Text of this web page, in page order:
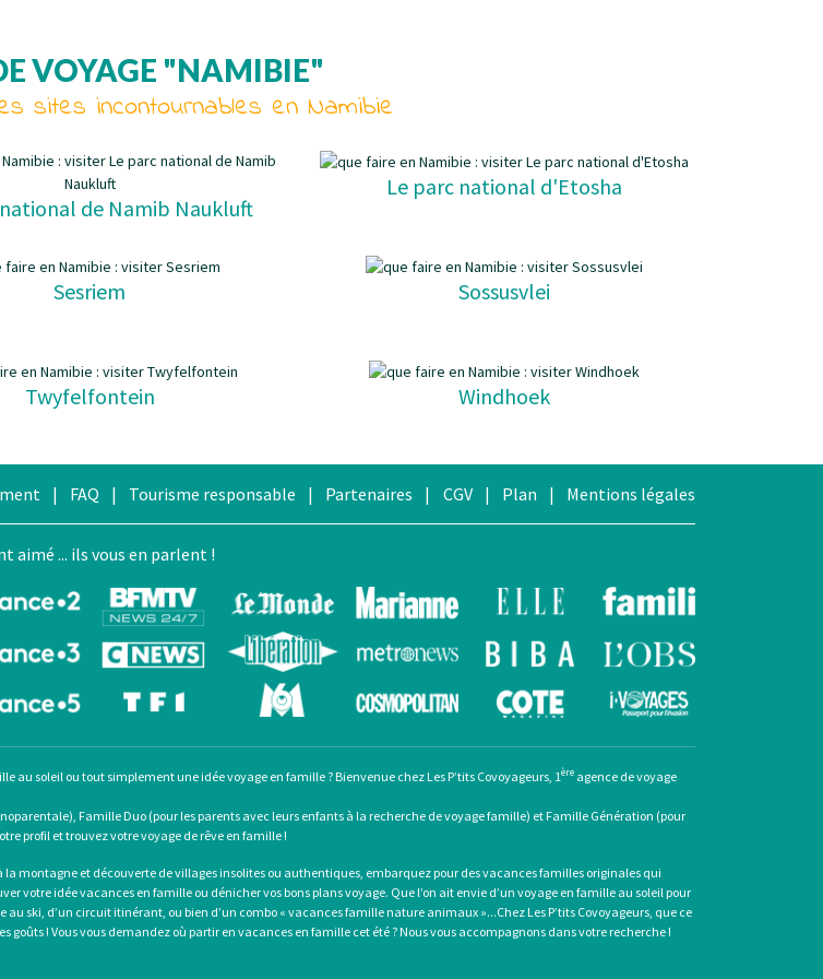
VOYAGE "NAMIBIE"
sites incontournables en Namibie
de Namib Naukluft
Le parc national d'Etosha
Sesriem Sossusvlei
Twyfelfontein Windhoek
| FAQ | Tourisme responsable | Partenaires | CGV | Plan | Mentions légales
aimé ... ils vous en parlent !
au soleil ou tout simplement une idée voyage en famille ? Bienvenue chez Les P’tits Covoyageurs, 1ère agence de voyage
), Famille Duo (pour les parents avec leurs enfants à la recherche de voyage famille) et Famille Génération (pour
profil et trouvez votre voyage de rêve en famille !
la montagne et découverte de villages insolites ou authentiques, embarquez pour desvacances familles originales qui
votre idée vacances en famille ou dénicher vos bons plans voyage. Que l’on ait envie d’unvoyage en famille au soleil pour
au ski, d’un circuit itinérant, ou bien d’un combo « vacances famille nature animaux »...Chez Les P’tits Covoyageurs, que ce
goûts ! Vous vous demandez où partir en vacances en famille cet été ? Nous vous accompagnons dans votre recherche !